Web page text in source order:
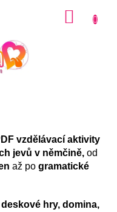
vzdělávací aktivity
jevů v němčině, od
až po gramatické
hry, domina,